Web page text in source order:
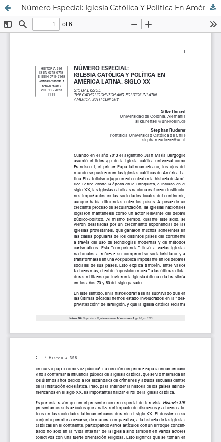
Número Especial: Iglesia Católica Y Política En América Latina, Siglo Xx